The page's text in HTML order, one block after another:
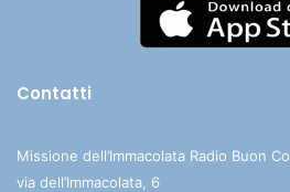
Contatti
Missione dell’Immacolata Radio Buon
via dell’Immacolata, 6